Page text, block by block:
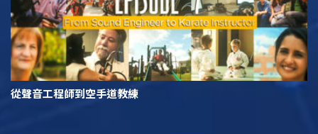
從聲音工程師到空手道教練